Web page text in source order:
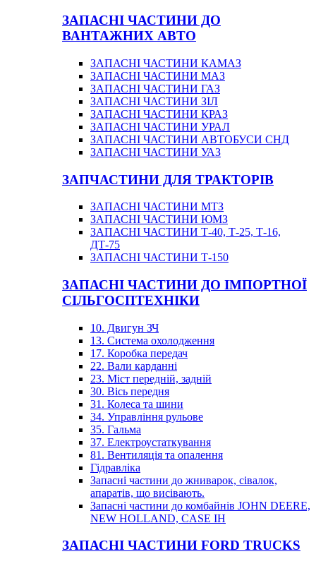
ЗАПАСНІ ЧАСТИНИ ДО
ВАНТАЖНИХ АВТО
ЗАПАСНІ ЧАСТИНИ КАМАЗ
ЗАПАСНІ ЧАСТИНИ МАЗ
ЗАПАСНІ ЧАСТИНИ ГАЗ
ЗАПАСНІ ЧАСТИНИ ЗІЛ
ЗАПАСНІ ЧАСТИНИ КРАЗ
ЗАПАСНІ ЧАСТИНИ УРАЛ
ЗАПАСНІ ЧАСТИНИ АВТОБУСИ СНД
ЗАПАСНІ ЧАСТИНИ УАЗ
ЗАПЧАСТИНИ ДЛЯ ТРАКТОРІВ
ЗАПАСНІ ЧАСТИНИ МТЗ
ЗАПАСНІ ЧАСТИНИ ЮМЗ
ЗАПАСНІ ЧАСТИНИ Т-40, Т-25, Т-16,
ДТ-75
ЗАПАСНІ ЧАСТИНИ Т-150
ЗАПАСНІ ЧАСТИНИ ДО ІМПОРТНОЇ
СІЛЬГОСПТЕХНІКИ
10. Двигун ЗЧ
13. Система охолодження
17. Коробка передач
22. Вали карданні
23. Міст передній, задній
30. Вісь передня
31. Колеса та шини
34. Управління рульове
35. Гальма
37. Електроустаткування
81. Вентиляція та опалення
Гідравліка
Запасні частини до жниварок, сівалок,
апаратів, що висівають.
Запасні частини до комбайнів JOHN DEERE,
NEW HOLLAND, CASE IH
ЗАПАСНІ ЧАСТИНИ FORD TRUCKS